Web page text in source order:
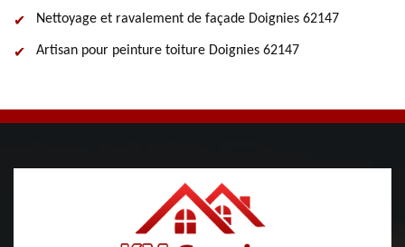
Nettoyage et ravalement de façade Doignies 62147
Artisan pour peinture toiture Doignies 62147